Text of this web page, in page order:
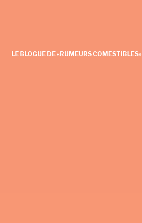
LE BLOGUE DE «RUMEURS COMESTIBLES»